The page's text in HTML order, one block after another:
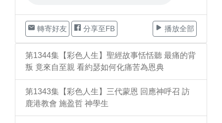
轉寄好友 分享至FB 播放全部
第1344集【彩色人生】聖經故事恬恬聽 最痛的背
叛 竟來自至親 看約瑟如何化痛苦為恩典
第1343集【彩色人生】三代蒙恩 回應神呼召 訪
鹿港教會 施盈哲 神學生